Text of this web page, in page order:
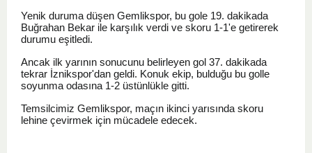
Yenik duruma düşen Gemlikspor, bu gole 19. dakikada
Buğrahan Bekar ile karşılık verdi ve skoru 1-1'e getirerek
durumu eşitledi.
Ancak ilk yarının sonucunu belirleyen gol 37. dakikada
tekrar İznikspor'dan geldi. Konuk ekip, bulduğu bu golle
soyunma odasına 1-2 üstünlükle gitti.
Temsilcimiz Gemlikspor, maçın ikinci yarısında skoru
lehine çevirmek için mücadele edecek.